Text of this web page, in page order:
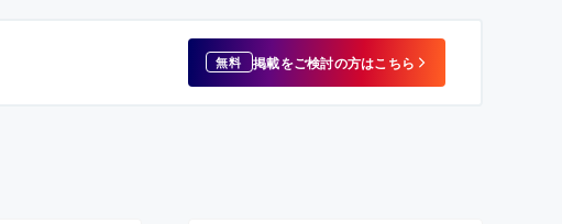
無料 掲載をご検討の方はこちら